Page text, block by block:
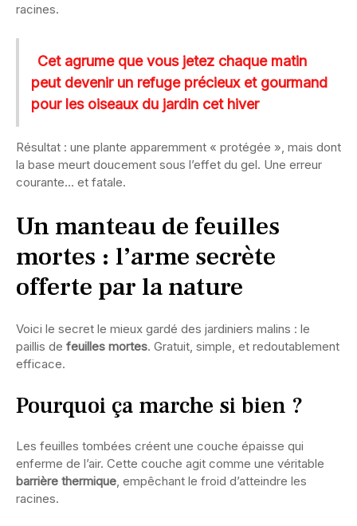
racines.
Cet agrume que vous jetez chaque matin
peut devenir un refuge précieux et gourmand
pour les oiseaux du jardin cet hiver
Résultat : une plante apparemment « protégée », mais dont
la base meurt doucement sous l’effet du gel. Une erreur
courante… et fatale.
Un manteau de feuilles
mortes : l’arme secrète
offerte par la nature
Voici le secret le mieux gardé des jardiniers malins : le
paillis de feuilles mortes. Gratuit, simple, et redoutablement
efficace.
Pourquoi ça marche si bien ?
Les feuilles tombées créent une couche épaisse qui
enferme de l’air. Cette couche agit comme une véritable
barrière thermique , empêchant le froid d’atteindre les
racines.